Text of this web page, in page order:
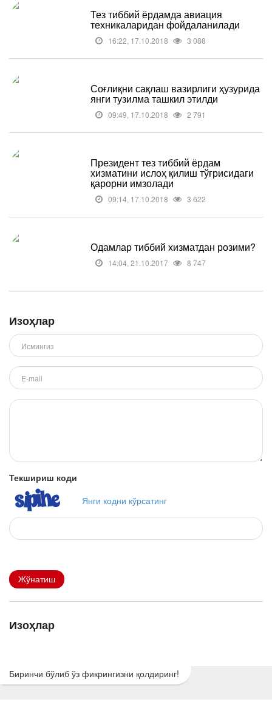
Тез тиббий ёрдамда авиация
техникаларидан фойдаланилади
16:22, 17.10.2018 3 088
Соғлиқни сақлаш вазирлиги ҳузурида
янги тузилма ташкил этилди
09:49, 17.10.2018 2 791
Президент тез тиббий ёрдам
хизматини ислоҳ қилиш тўғрисидаги
қарорни имзолади
09:14, 17.10.2018 3 622
Одамлар тиббий хизматдан розими?
14:04, 21.10.2017 8 747
Изоҳлар
Текшириш коди
Янги кодни кўрсатинг
Жўнатиш
Изоҳлар
Биринчи бўлиб ўз фикрингизни қолдиринг!